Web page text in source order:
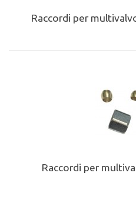
Raccordi per
Raccordi per